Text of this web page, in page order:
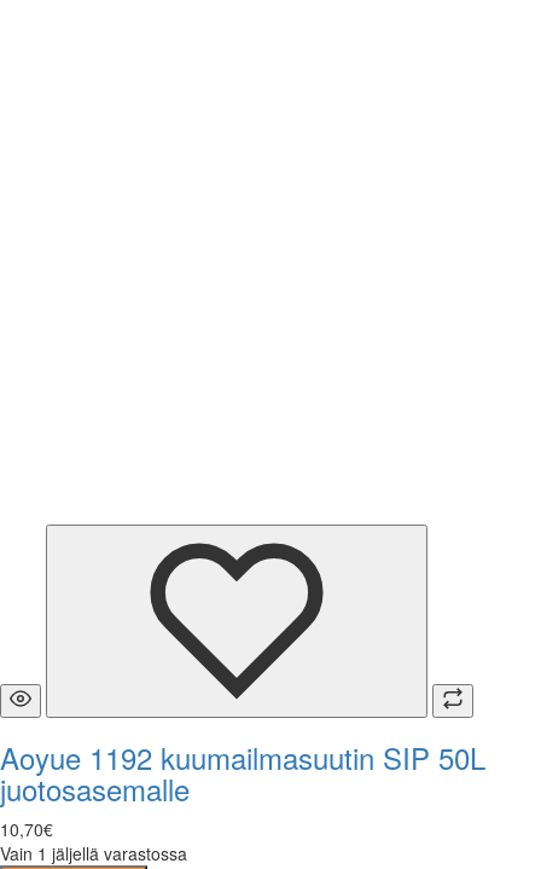
Aoyue 1192 kuumailmasuutin SIP 50L
juotosasemalle
10,70€
Vain 1 jäljellä varastossa